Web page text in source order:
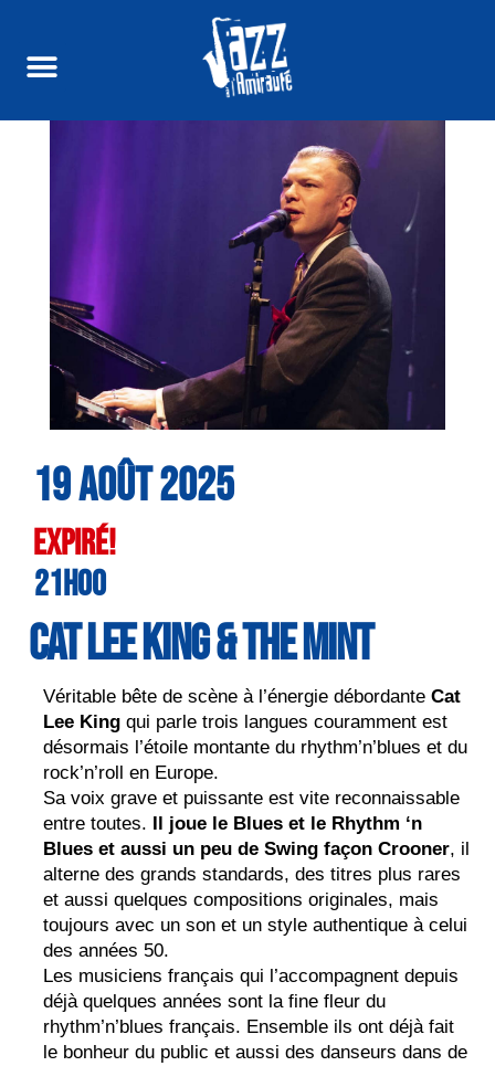
19 AOÛT 2025
Expiré!
21h00
CAT LEE KING & THE MINT
Véritable bête de scène à l’énergie débordante Cat
Lee Kingqui parle trois langues couramment est
désormais l’étoile montante du rhythm’n’blues et du
rock’n’roll en Europe.
Sa voix grave et puissante est vite reconnaissable
entre toutes. Il joue le Blues et le Rhythm ‘n
Blues et aussi un peu de Swing façon Crooner, il
alterne des grands standards, des titres plus rares
et aussi quelques compositions originales, mais
toujours avec un son et un style authentique à celui
des années 50.
Les musiciens français qui l’accompagnent depuis
déjà quelques années sont la fine fleur du
rhythm’n’blues français. Ensemble ils ont déjà fait
le bonheur du public et aussi des danseurs dans de